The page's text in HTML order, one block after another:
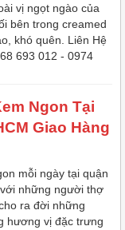
vị ngọt ngào của
bên trong creamed
khó quên. Liên Hệ
693 012 - 0974
Ngon Tại
Giao Hàng
mỗi ngày tại quận
những người thợ
ra đời những
hương vị đặc trưng